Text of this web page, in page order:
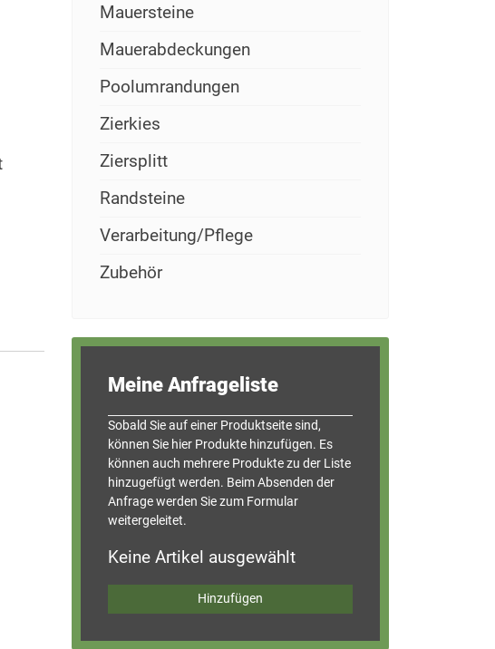
Mauersteine
Mauerabdeckungen
Poolumrandungen
Zierkies
Ziersplitt
Randsteine
Verarbeitung/Pflege
Zubehör
Meine Anfrageliste
Sobald Sie auf einer Produkt­seite sind,
können Sie hier Produkte hinzufügen. Es
können auch mehrere Produkte zu der Liste
hinzugefügt werden. Beim Absenden der
Anfrage werden Sie zum Formular
weitergeleitet.
Keine Artikel ausgewählt
Hinzufügen